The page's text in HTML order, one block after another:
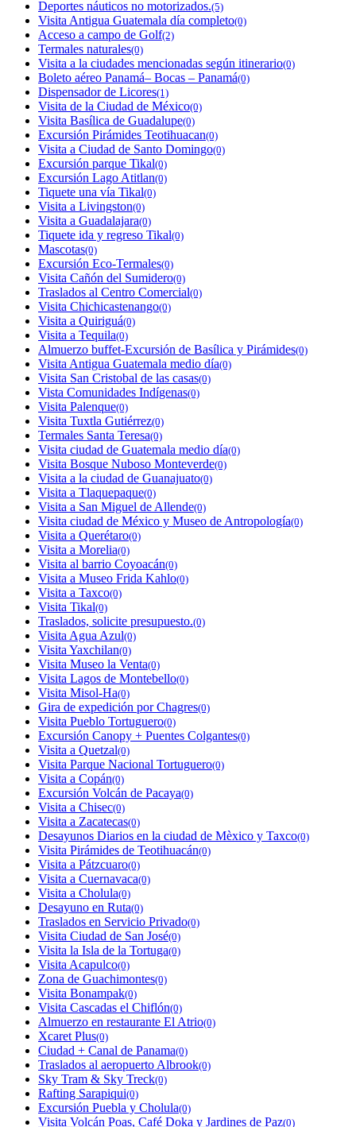
Deportes náuticos no motorizados.(5)
Visita Antigua Guatemala día completo(0)
Acceso a campo de Golf(2)
Termales naturales(0)
Visita a la ciudades mencionadas según itinerario(0)
Boleto aéreo Panamá– Bocas – Panamá(0)
Dispensador de Licores(1)
Visita de la Ciudad de México(0)
Visita Basílica de Guadalupe(0)
Excursión Pirámides Teotihuacan(0)
Visita a Ciudad de Santo Domingo(0)
Excursión parque Tikal(0)
Excursión Lago Atitlan(0)
Tiquete una vía Tikal(0)
Visita a Livingston(0)
Visita a Guadalajara(0)
Tiquete ida y regreso Tikal(0)
Mascotas(0)
Excursión Eco-Termales(0)
Visita Cañón del Sumidero(0)
Traslados al Centro Comercial(0)
Visita Chichicastenango(0)
Visita a Quiriguá(0)
Visita a Tequila(0)
Almuerzo buffet-Excursión de Basílica y Pirámides(0)
Visita Antigua Guatemala medio día(0)
Visita San Cristobal de las casas(0)
Vista Comunidades Indígenas(0)
Visita Palenque(0)
Visita Tuxtla Gutiérrez(0)
Termales Santa Teresa(0)
Visita ciudad de Guatemala medio día(0)
Visita Bosque Nuboso Monteverde(0)
Visita a la ciudad de Guanajuato(0)
Visita a Tlaquepaque(0)
Visita a San Miguel de Allende(0)
Visita ciudad de México y Museo de Antropología(0)
Visita a Querétaro(0)
Visita a Morelia(0)
Visita al barrio Coyoacán(0)
Visita a Museo Frida Kahlo(0)
Visita a Taxco(0)
Visita Tikal(0)
Traslados, solicite presupuesto.(0)
Visita Agua Azul(0)
Visita Yaxchilan(0)
Visita Museo la Venta(0)
Visita Lagos de Montebello(0)
Visita Misol-Ha(0)
Gira de expedición por Chagres(0)
Visita Pueblo Tortuguero(0)
Excursión Canopy + Puentes Colgantes(0)
Visita a Quetzal(0)
Visita Parque Nacional Tortuguero(0)
Visita a Copán(0)
Excursión Volcán de Pacaya(0)
Visita a Chisec(0)
Visita a Zacatecas(0)
Desayunos Diarios en la ciudad de Mèxico y Taxco(0)
Visita Pirámides de Teotihuacán(0)
Visita a Pátzcuaro(0)
Visita a Cuernavaca(0)
Visita a Cholula(0)
Desayuno en Ruta(0)
Traslados en Servicio Privado(0)
Visita Ciudad de San José(0)
Visita la Isla de la Tortuga(0)
Visita Acapulco(0)
Zona de Guachimontes(0)
Visita Bonampak(0)
Visita Cascadas el Chiflón(0)
Almuerzo en restaurante El Atrio(0)
Xcaret Plus(0)
Ciudad + Canal de Panama(0)
Traslados al aeropuerto Albrook(0)
Sky Tram & Sky Treck(0)
Rafting Sarapiqui(0)
Excursión Puebla y Cholula(0)
Visita Volcán Poas, Café Doka y Jardines de Paz(0)